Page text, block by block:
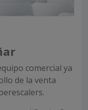
comercial ya
de la venta